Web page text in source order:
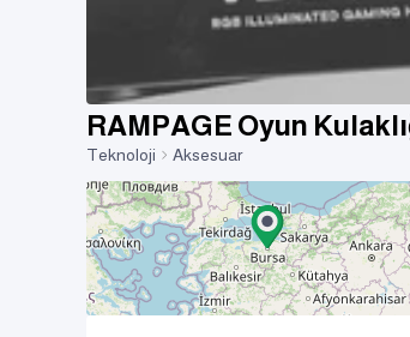
RAMPAGE Oyun
Teknoloji Aksesuar